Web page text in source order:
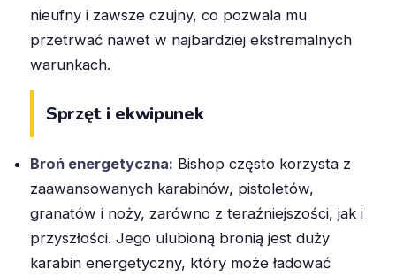
nieufny i zawsze czujny, co pozwala mu
przetrwać nawet w najbardziej ekstremalnych
warunkach.
Sprzęt i ekwipunek
Broń energetyczna: Bishop często korzysta z
zaawansowanych karabinów, pistoletów,
granatów i noży, zarówno z teraźniejszości, jak i
przyszłości. Jego ulubioną bronią jest duży
karabin energetyczny, który może ładować